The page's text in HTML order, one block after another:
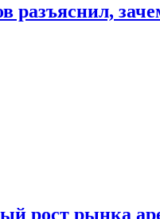
разъяснил,
рост рынка